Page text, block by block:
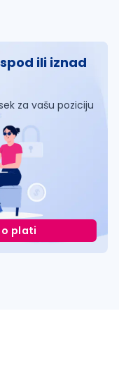
ili iznad
za vašu poziciju
plati